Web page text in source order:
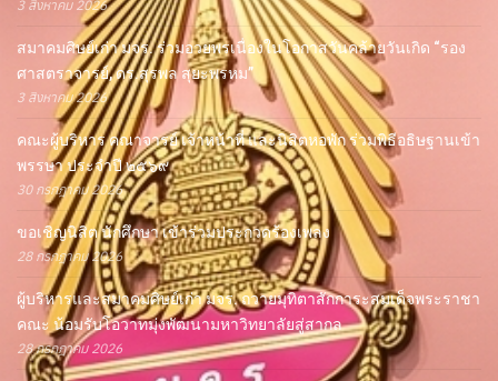
3 สิงหาคม 2026
สมาคมศิษย์เก่า มจร. ร่วมอวยพรเนื่องในโอกาสวันคล้ายวันเกิด “รอง
ศาสตราจารย์, ดร.สุรพล สุยะพรหม”
3 สิงหาคม 2026
คณะผู้บริหาร คณาจารย์ เจ้าหน้าที่ และนิสิตหอพัก ร่วมพิธีอธิษฐานเข้า
พรรษา ประจำปี ๒๕๖๙
30 กรกฎาคม 2026
ขอเชิญนิสิต นักศึกษา เข้าร่วมประกวดร้องเพลง
28 กรกฎาคม 2026
ผู้บริหารและสมาคมศิษย์เก่า มจร. ถวายมุทิตาสักการะสมเด็จพระราชา
คณะ น้อมรับโอวาทมุ่งพัฒนามหาวิทยาลัยสู่สากล
28 กรกฎาคม 2026